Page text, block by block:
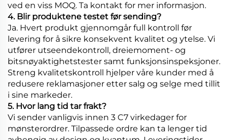
ved en viss MOQ. Ta kontakt for mer informasjon.
4. Blir produktene testet før sending?
Ja. Hvert produkt gjennomgår full kontroll før
levering for å sikre konsekvent kvalitet og ytelse. Vi
utfører utseendekontroll, dreiemoment- og
bitsnøyaktighetstester samt funksjonsinspeksjoner.
Streng kvalitetskontroll hjelper våre kunder med å
redusere reklamasjoner etter salg og selge med tillit
i sine markeder.
5. Hvor lang tid tar frakt?
Vi sender vanligvis innen 3 C7 virkedager for
mønsterordrer. Tilpassede ordre kan ta lenger tid